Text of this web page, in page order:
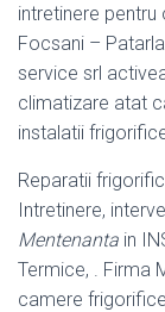
intretinere
Focsani –
service srl
climatizare atat
instalatii
Reparatii
Intretinere,
Mentenanta in
Termice, . Firma
camere